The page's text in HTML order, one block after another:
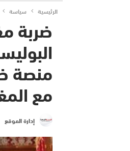
الرئيسية سياسة
ضربة
منصة
مع المغرب
إدارة الموقع